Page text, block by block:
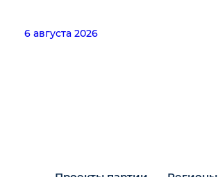
6 августа 2026